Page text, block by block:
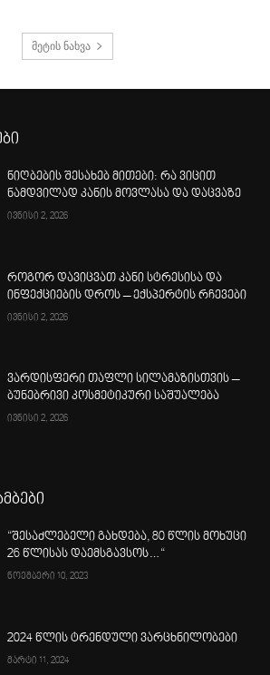
მეტის ნახვა
ნიღბების შესახებ მითები: რა ვიცით
ნამდვილად კანის მოვლასა და დაცვაზე
ივნისი 2, 2026
როგორ დავიცვათ კანი სტრესისა და
ინფექციების დროს – ექსპერტის რჩევები
ივნისი 2, 2026
ვარდისფერი თაფლი სილამაზისთვის –
ბუნებრივი კოსმეტიკური საშუალება
ივნისი 2, 2026
“შესაძლებელი გახდება, 80 წლის მოხუცი
26 წლისას დაემსგავსოს…“
ნოემბერი 10, 2023
2024 წლის ტრენდული ვარცხნილობები
მარტი 11, 2024